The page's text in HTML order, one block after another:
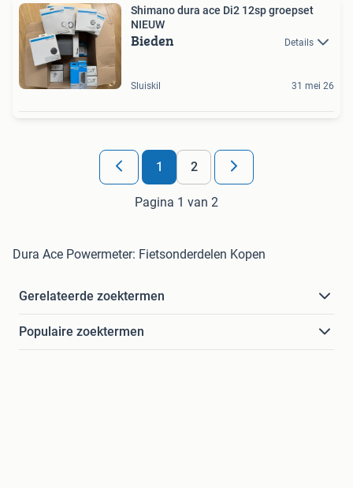
Shimano dura ace Di2 12sp groepset
NIEUW
Bieden Details
Sluiskil 31 mei 26
1 2
Pagina 1 van 2
Dura Ace Powermeter: Fietsonderdelen Kopen
Gerelateerde zoektermen
Populaire zoektermen